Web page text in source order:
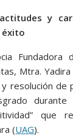
y
éxito
Fundadora
Mtra.
resolución de
durante
que
(UAG).